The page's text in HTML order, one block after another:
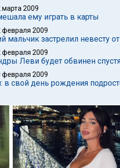
марта 2009
ему играть в карты
февраля 2009
мальчик застрелил невесту
февраля 2009
Леви будет обвинен
февраля 2009
в свой день рождения